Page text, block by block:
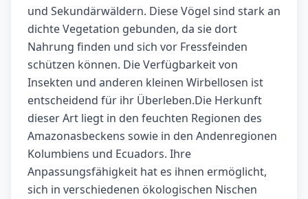
und Sekundärwäldern. Diese Vögel sind stark an
dichte Vegetation gebunden, da sie dort
Nahrung finden und sich vor Fressfeinden
schützen können. Die Verfügbarkeit von
Insekten und anderen kleinen Wirbellosen ist
entscheidend für ihr Überleben.Die Herkunft
dieser Art liegt in den feuchten Regionen des
Amazonasbeckens sowie in den Andenregionen
Kolumbiens und Ecuadors. Ihre
Anpassungsfähigkeit hat es ihnen ermöglicht,
sich in verschiedenen ökologischen Nischen